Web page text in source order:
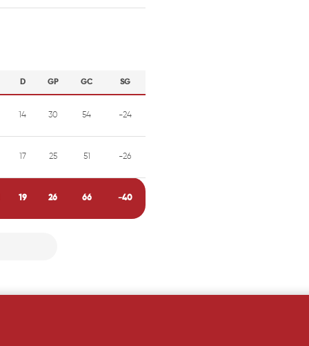
D GP GC SG
14 30 54 -24
17 25 51 -26
19 26 66 -40